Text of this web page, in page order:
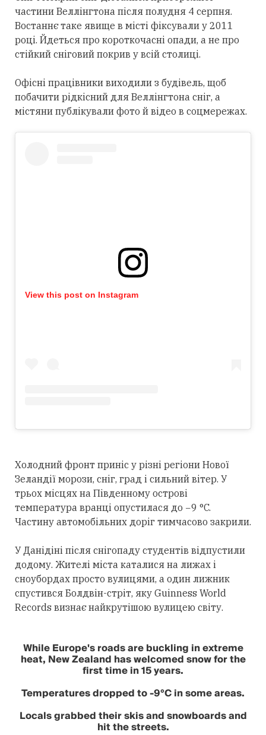
частини Веллінгтона після полудня 4 серпня.
Востаннє таке явище в місті фіксували у 2011
році. Йдеться про короткочасні опади, а не про
стійкий сніговий покрив у всій столиці.
Офісні працівники виходили з будівель, щоб
побачити рідкісний для Веллінгтона сніг, а
містяни публікували фото й відео в соцмережах.
View this post on Instagram
Холодний фронт приніс у різні регіони Нової
Зеландії морози, сніг, град і сильний вітер. У
трьох місцях на Південному острові
температура вранці опустилася до −9 °C.
Частину автомобільних доріг тимчасово закрили.
У Данідіні після снігопаду студентів відпустили
додому. Жителі міста каталися на лижах і
сноубордах просто вулицями, а один лижник
спустився Болдвін-стріт, яку Guinness World
Records визнає найкрутішою вулицею світу.
While Europe's roads are buckling in extreme
heat, New Zealand has welcomed snow for the
first time in 15 years.
Temperatures dropped to -9°C in some areas.
Locals grabbed their skis and snowboards and
hit the streets.